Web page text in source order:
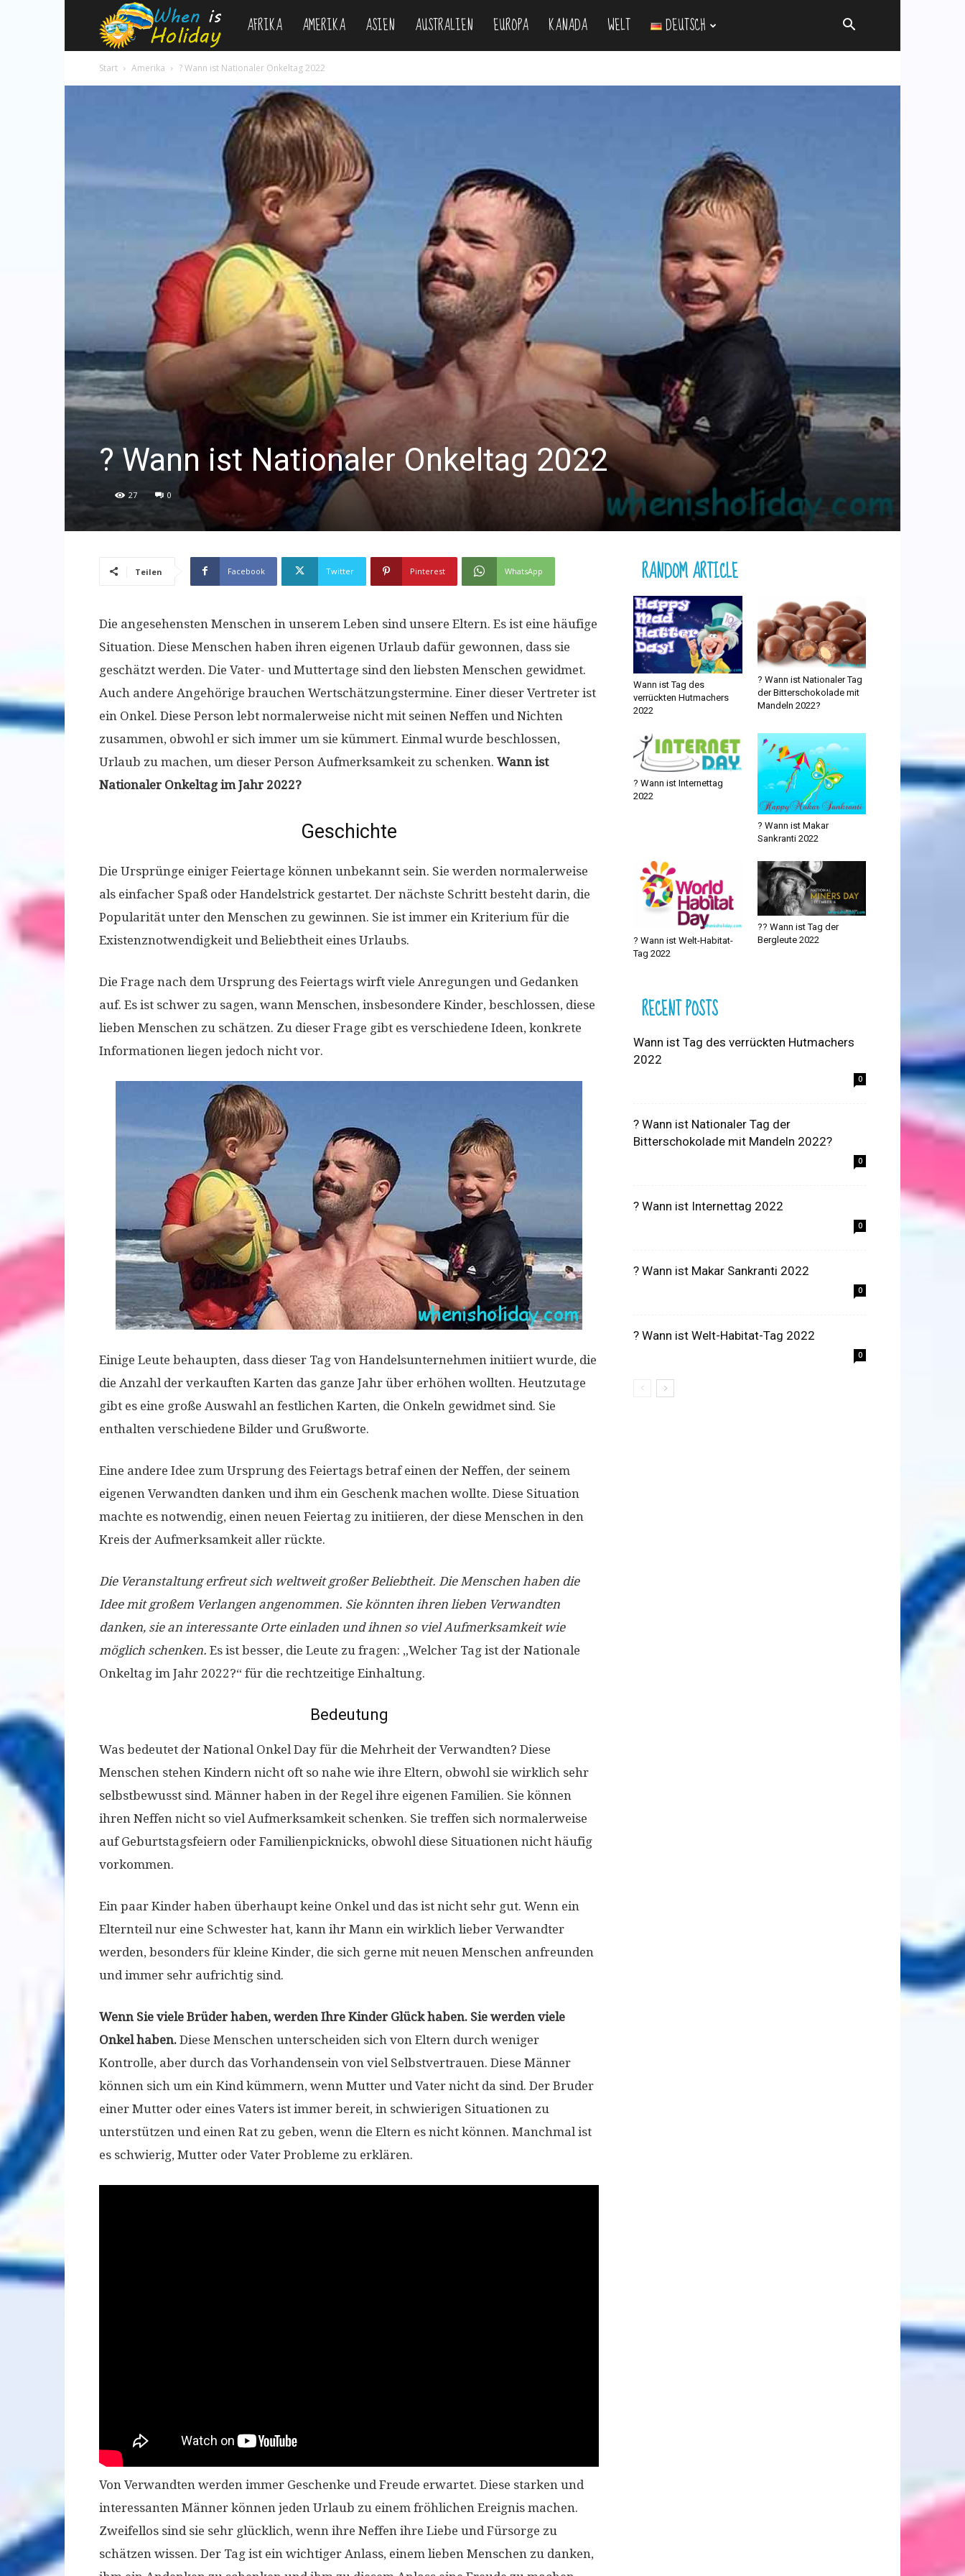
WhenIsHoliday.com
AFRIKA AMERIKA ASIEN AUSTRALIEN EUROPA KANADA WELT DEUTSCH
Start Amerika ? Wann ist Nationaler Onkeltag 2022
? Wann ist Nationaler Onkeltag 2022
27 0
Teilen Facebook Twitter Pinterest WhatsApp
Die angesehensten Menschen in unserem Leben sind unsere Eltern. Es ist eine häufige
Situation. Diese Menschen haben ihren eigenen Urlaub dafür gewonnen, dass sie
geschätzt werden. Die Vater- und Muttertage sind den liebsten Menschen gewidmet.
Auch andere Angehörige brauchen Wertschätzungstermine. Einer dieser Vertreter ist
ein Onkel. Diese Person lebt normalerweise nicht mit seinen Neffen und Nichten
zusammen, obwohl er sich immer um sie kümmert. Einmal wurde beschlossen,
Urlaub zu machen, um dieser Person Aufmerksamkeit zu schenken. Wann ist
Nationaler Onkeltag im Jahr 2022?
Geschichte
Die Ursprünge einiger Feiertage können unbekannt sein. Sie werden normalerweise
als einfacher Spaß oder Handelstrick gestartet. Der nächste Schritt besteht darin, die
Popularität unter den Menschen zu gewinnen. Sie ist immer ein Kriterium für die
Existenznotwendigkeit und Beliebtheit eines Urlaubs.
Die Frage nach dem Ursprung des Feiertags wirft viele Anregungen und Gedanken
auf. Es ist schwer zu sagen, wann Menschen, insbesondere Kinder, beschlossen, diese
lieben Menschen zu schätzen. Zu dieser Frage gibt es verschiedene Ideen, konkrete
Informationen liegen jedoch nicht vor.
Einige Leute behaupten, dass dieser Tag von Handelsunternehmen initiiert wurde, die
die Anzahl der verkauften Karten das ganze Jahr über erhöhen wollten. Heutzutage
gibt es eine große Auswahl an festlichen Karten, die Onkeln gewidmet sind. Sie
enthalten verschiedene Bilder und Grußworte.
Eine andere Idee zum Ursprung des Feiertags betraf einen der Neffen, der seinem
eigenen Verwandten danken und ihm ein Geschenk machen wollte. Diese Situation
machte es notwendig, einen neuen Feiertag zu initiieren, der diese Menschen in den
Kreis der Aufmerksamkeit aller rückte.
Die Veranstaltung erfreut sich weltweit großer Beliebtheit. Die Menschen haben die
Idee mit großem Verlangen angenommen. Sie könnten ihren lieben Verwandten
danken, sie an interessante Orte einladen und ihnen so viel Aufmerksamkeit wie
möglich schenken. Es ist besser, die Leute zu fragen: „Welcher Tag ist der Nationale
Onkeltag im Jahr 2022?“ für die rechtzeitige Einhaltung.
Bedeutung
Was bedeutet der National Onkel Day für die Mehrheit der Verwandten? Diese
Menschen stehen Kindern nicht oft so nahe wie ihre Eltern, obwohl sie wirklich sehr
selbstbewusst sind. Männer haben in der Regel ihre eigenen Familien. Sie können
ihren Neffen nicht so viel Aufmerksamkeit schenken. Sie treffen sich normalerweise
auf Geburtstagsfeiern oder Familienpicknicks, obwohl diese Situationen nicht häufig
vorkommen.
Ein paar Kinder haben überhaupt keine Onkel und das ist nicht sehr gut. Wenn ein
Elternteil nur eine Schwester hat, kann ihr Mann ein wirklich lieber Verwandter
werden, besonders für kleine Kinder, die sich gerne mit neuen Menschen anfreunden
und immer sehr aufrichtig sind.
Wenn Sie viele Brüder haben, werden Ihre Kinder Glück haben. Sie werden viele
Onkel haben. Diese Menschen unterscheiden sich von Eltern durch weniger
Kontrolle, aber durch das Vorhandensein von viel Selbstvertrauen. Diese Männer
können sich um ein Kind kümmern, wenn Mutter und Vater nicht da sind. Der Bruder
einer Mutter oder eines Vaters ist immer bereit, in schwierigen Situationen zu
unterstützen und einen Rat zu geben, wenn die Eltern es nicht können. Manchmal ist
es schwierig, Mutter oder Vater Probleme zu erklären.
Von Verwandten werden immer Geschenke und Freude erwartet. Diese starken und
interessanten Männer können jeden Urlaub zu einem fröhlichen Ereignis machen.
Zweifellos sind sie sehr glücklich, wenn ihre Neffen ihre Liebe und Fürsorge zu
schätzen wissen. Der Tag ist ein wichtiger Anlass, einem lieben Menschen zu danken,
RANDOM ARTICLE
Wann ist Tag des
verrückten Hutmachers
2022
? Wann ist Nationaler Tag
der Bitterschokolade mit
Mandeln 2022?
? Wann ist Internettag
2022
? Wann ist Makar
Sankranti 2022
? Wann ist Welt-Habitat-
Tag 2022
?‍? Wann ist Tag der
Bergleute 2022
RECENT POSTS
Wann ist Tag des verrückten Hutmachers
2022
0
? Wann ist Nationaler Tag der
Bitterschokolade mit Mandeln 2022?
0
? Wann ist Internettag 2022
0
? Wann ist Makar Sankranti 2022
0
? Wann ist Welt-Habitat-Tag 2022
0